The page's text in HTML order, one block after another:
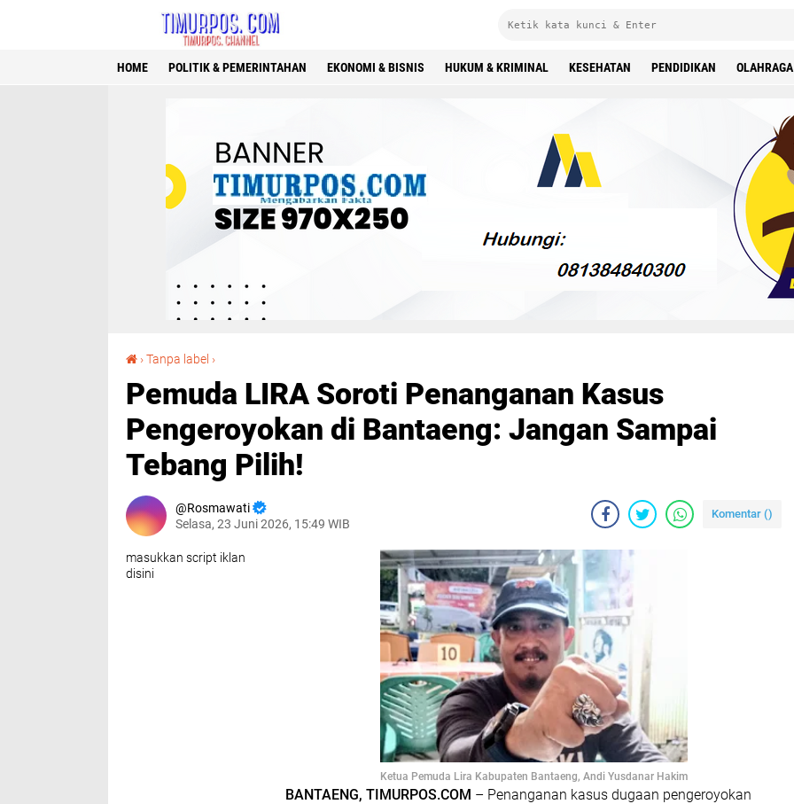
HOME POLITIK & PEMERINTAHAN EKONOMI & BISNIS HUKUM & KRIMINAL KESEHATAN PENDIDIKAN OLAHRAGA
›Tanpa label ›
Pemuda LIRA Soroti Penanganan Kasus
Pengeroyokan di Bantaeng: Jangan Sampai
Tebang Pilih!
Rosmawati
Selasa, 23 Juni 2026, 15:49 WIB
Komentar ()
masukkan script iklan
disini
Ketua Pemuda Lira Kabupaten Bantaeng, Andi Yusdanar Hakim
BANTAENG, TIMURPOS.COM – Penanganan kasus dugaan pengeroyokan